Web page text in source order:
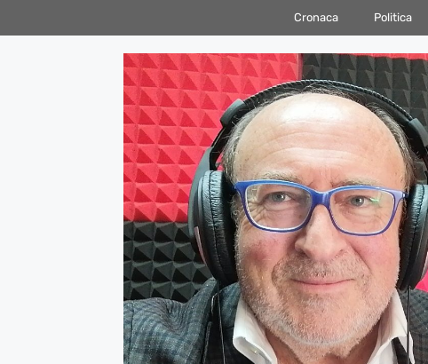
al
Cronaca Politica